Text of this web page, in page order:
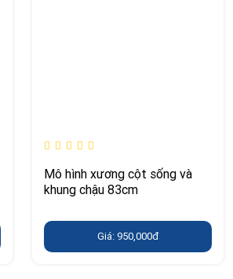
Mô hình xương cột sống và
khung chậu 83cm
Giá: 950,000đ